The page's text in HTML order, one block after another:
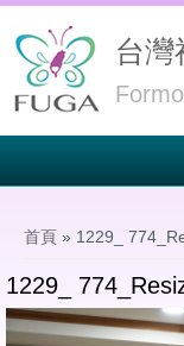
台灣
首頁 » 1229_
1229_